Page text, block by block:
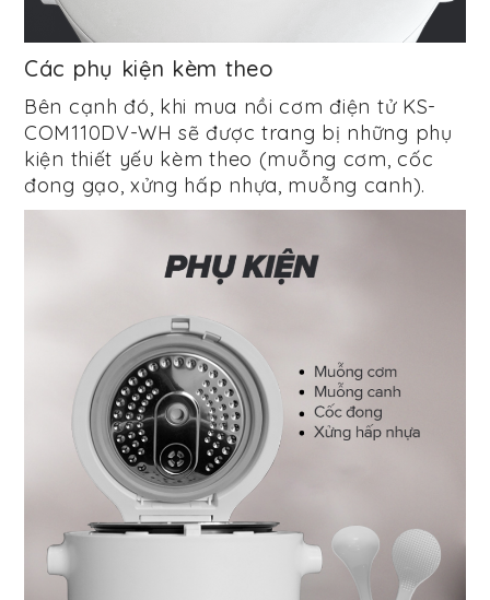
Các phụ kiện kèm theo
Bên cạnh đó, khi mua nồi cơm điện tử KS-
COM110DV-WH sẽ được trang bị những phụ
kiện thiết yếu kèm theo (muỗng cơm, cốc
đong gạo, xửng hấp nhựa, muỗng canh).